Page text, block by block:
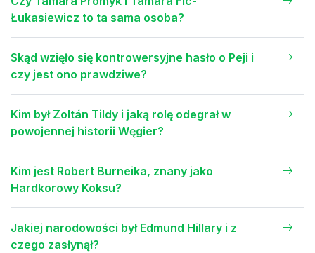
Łukasiewicz to ta sama osoba?
Skąd wzięło się kontrowersyjne hasło o Peji i
czy jest ono prawdziwe?
Kim był Zoltán Tildy i jaką rolę odegrał w
powojennej historii Węgier?
Kim jest Robert Burneika, znany jako
Hardkorowy Koksu?
Jakiej narodowości był Edmund Hillary i z
czego zasłynął?